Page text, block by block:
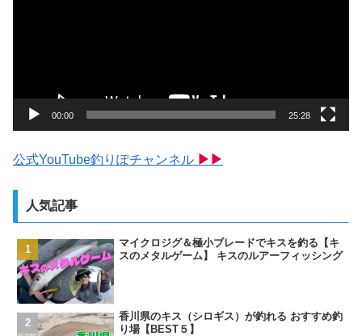
00:00 25:28
公式YouTube釣りぽチャンネル ▶▶
人気記事
マイクロジグ＆極小ブレードでキスを釣る【キ
スのメタルゲーム】 キスのルアーフィッシング
香川県のキス（シロギス）が釣れる おすすめ釣
り場【BEST５】